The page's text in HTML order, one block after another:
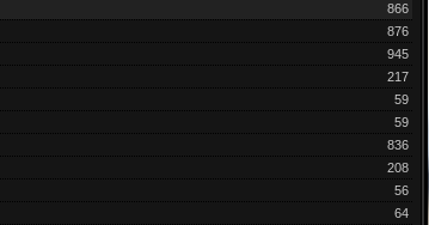
866
876
945
217
59
59
836
208
56
64